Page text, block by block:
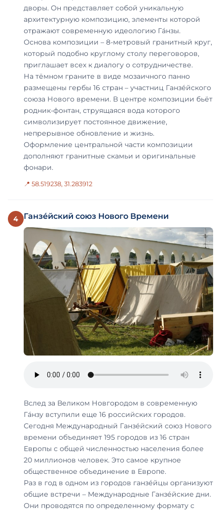
дворы. Он представляет собой уникальную
архитектурную композицию, элементы которой
отражают современную идеологию Га́нзы.
Основа композиции – 8-метровый гранитный круг,
который подобно круглому столу переговоров,
приглашает всех к диалогу о сотрудничестве.
На тёмном граните в виде мозаичного панно
размещены гербы 16 стран – участниц Ганзе́йского
союза Нового времени. В центре композиции бьёт
родник-фонтан, струящаяся вода которого
символизирует постоянное движение,
непрерывное обновление и жизнь.
Оформление центральной части композиции
дополняют гранитные скамьи и оригинальные
фонари.
📍 58.519238, 31.283912
4 Ганзе́йский союз Нового Времени
Вслед за Великом Новгородом в современную
Га́нзу вступили еще 16 российских городов.
Сегодня Международный Ганзе́йский союз Нового
времени объединяет 195 городов из 16 стран
Европы с общей численностью населения более
20 миллионов человек. Это самое крупное
общественное объединение в Европе.
Раз в год в одном из городов ганзе́йцы организуют
общие встречи – Международные Ганзе́йские дни.
Они проводятся по определенному формату с